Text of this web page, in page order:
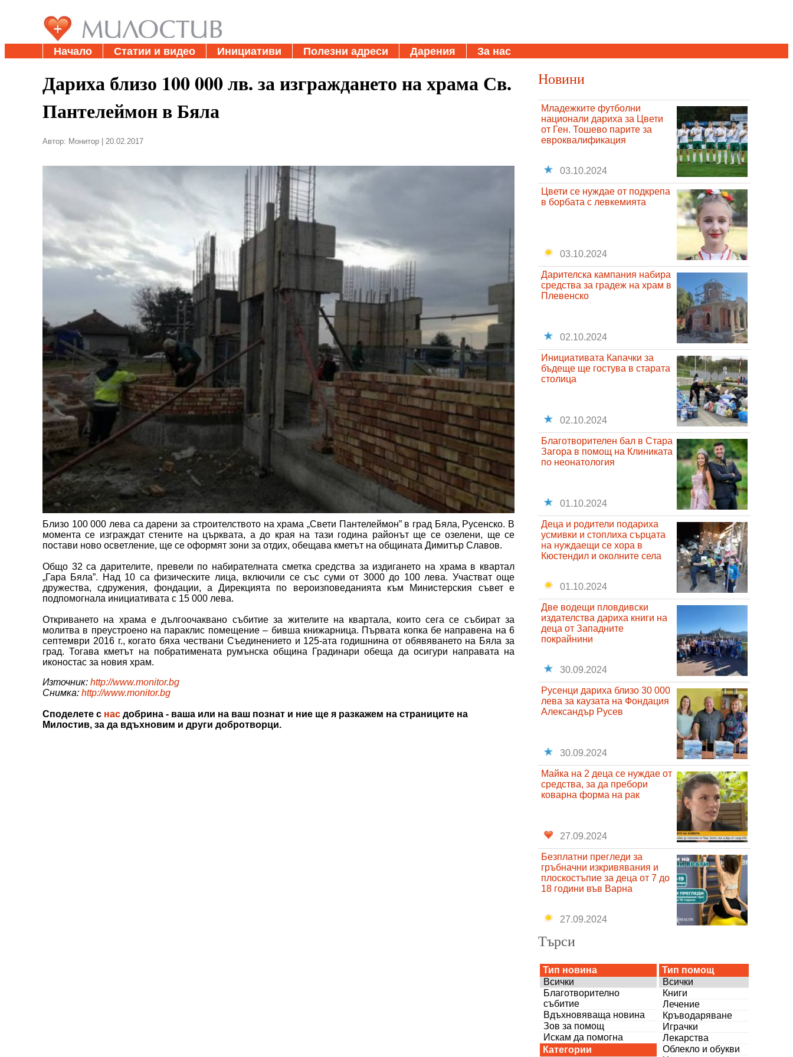
Начало Статии и видео Инициативи Полезни адреси Дарения За нас
Дариха близо 100 000 лв. за изграждането на храма Св.
Пантелеймон в Бяла
Автор: Монитор | 20.02.2017
Близо 100 000 лева са дарени за строителството на храма „Свети Пантелеймон” в град Бяла, Русенско. В
момента се изграждат стените на църквата, а до края на тази година районът ще се озелени, ще се
постави ново осветление, ще се оформят зони за отдих, обещава кметът на общината Димитър Славов.
Общо 32 са дарителите, превели по набирателната сметка средства за издигането на храма в квартал
„Гара Бяла”. Над 10 са физическите лица, включили се със суми от 3000 до 100 лева. Участват още
дружества, сдружения, фондации, а Дирекцията по вероизповеданията към Министерския съвет е
подпомогнала инициативата с 15 000 лева.
Откриването на храма е дългоочаквано събитие за жителите на квартала, които сега се събират за
молитва в преустроено на параклис помещение – бивша книжарница. Първата копка бе направена на 6
септември 2016 г., когато бяха чествани Съединението и 125-ата годишнина от обявяването на Бяла за
град. Тогава кметът на побратимената румънска община Градинари обеща да осигури направата на
иконостас за новия храм.
Източник: http://www.monitor.bg
Снимка: http://www.monitor.bg
Споделете с нас добрина - ваша или на ваш познат и ние ще я разкажем на страниците на
Милостив, за да вдъхновим и други добротворци.
Новини
Младежките футболни
национали дариха за Цвети
от Ген. Тошево парите за
евроквалификация
03.10.2024
Цвети се нуждае от подкрепа
в борбата с левкемията
03.10.2024
Дарителска кампания набира
средства за градеж на храм в
Плевенско
02.10.2024
Инициативата Капачки за
бъдеще ще гостува в старата
столица
02.10.2024
Благотворителен бал в Стара
Загора в помощ на Клиниката
по неонатология
01.10.2024
Деца и родители подариха
усмивки и стоплиха сърцата
на нуждаещи се хора в
Кюстендил и околните села
01.10.2024
Две водещи пловдивски
издателства дариха книги на
деца от Западните
покрайнини
30.09.2024
Русенци дариха близо 30 000
лева за каузата на Фондация
Александър Русев
30.09.2024
Майка на 2 деца се нуждае от
средства, за да пребори
коварна форма на рак
27.09.2024
Безплатни прегледи за
гръбначни изкривявания и
плоскостъпие за деца от 7 до
18 години във Варна
27.09.2024
Търси
Тип новина
Всички
Благотворително
събитие
Вдъхновяваща новина
Зов за помощ
Искам да помогна
Категории
Тип помощ
Всички
Книги
Лечение
Кръводаряване
Играчки
Лекарства
Облекло и обукви